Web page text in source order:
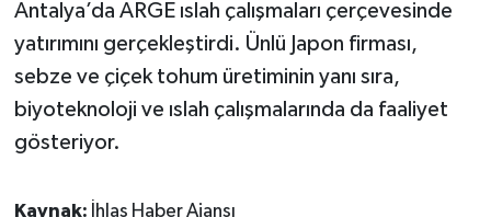
Antalya’da ARGE ıslah çalışmaları çerçevesinde
yatırımını gerçekleştirdi. Ünlü Japon firması,
sebze ve çiçek tohum üretiminin yanı sıra,
biyoteknoloji ve ıslah çalışmalarında da faaliyet
gösteriyor.
Kaynak: İhlas Haber Ajansı